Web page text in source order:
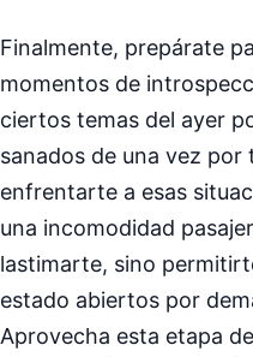
Finalmente, prepárate
momentos de
ciertos temas del ayer
sanados de una vez por
enfrentarte a esas
una incomodidad
lastimarte, sino
estado abiertos por
Aprovecha esta etapa